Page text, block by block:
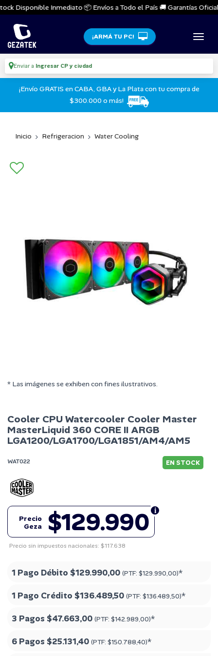
Disponible Inmediato 📦 Envíos a Todo el País 🚚 Garantías
¡ARMÁ TU PC!
Enviar a Ingresar CP y ciudad
¡Envío GRATIS en CABA, GBA y La Plata con tu compra de
$300.000 o más!
Inicio Refrigeracion Water Cooling
* Las imágenes se exhiben con fines ilustrativos.
Cooler CPU Watercooler Cooler Master
MasterLiquid 360 CORE II ARGB
LGA1200/LGA1700/LGA1851/AM4/AM5
WAT022 EN STOCK
$129.990
Precio
Geza
Precio sin impuestos nacionales: $117.638
1 Pago Débito $129.990,00 (PTF: $129.990,00)*
1 Pago Crédito $136.489,50 (PTF: $136.489,50)*
3 Pagos $47.663,00 (PTF: $142.989,00)*
6 Pagos $25.131,40 (PTF: $150.788,40)*